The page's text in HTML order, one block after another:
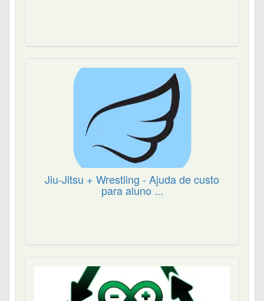
Jiu-Jitsu + Wrestling - Ajuda de custo
para aluno ...